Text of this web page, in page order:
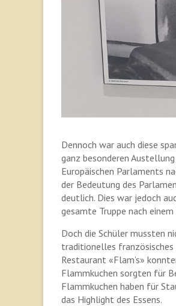
Dennoch war auch diese
ganz besonderen
Europäischen Parlaments
der Bedeutung des
deutlich. Dies war jedoch
gesamte Truppe nach
Doch die Schüler mussten
traditionelles französisches
Restaurant «Flam’s»
Flammkuchen sorgten für
Flammkuchen haben für
das Highlight des Essens.